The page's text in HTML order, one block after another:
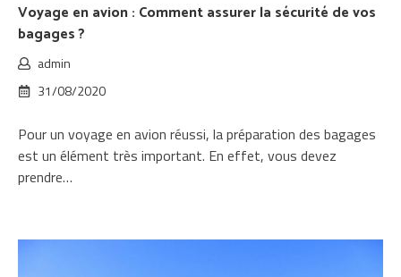
Voyage en avion : Comment assurer la sécurité de vos
bagages ?
admin
31/08/2020
Pour un voyage en avion réussi, la préparation des bagages
est un élément très important. En effet, vous devez
prendre…